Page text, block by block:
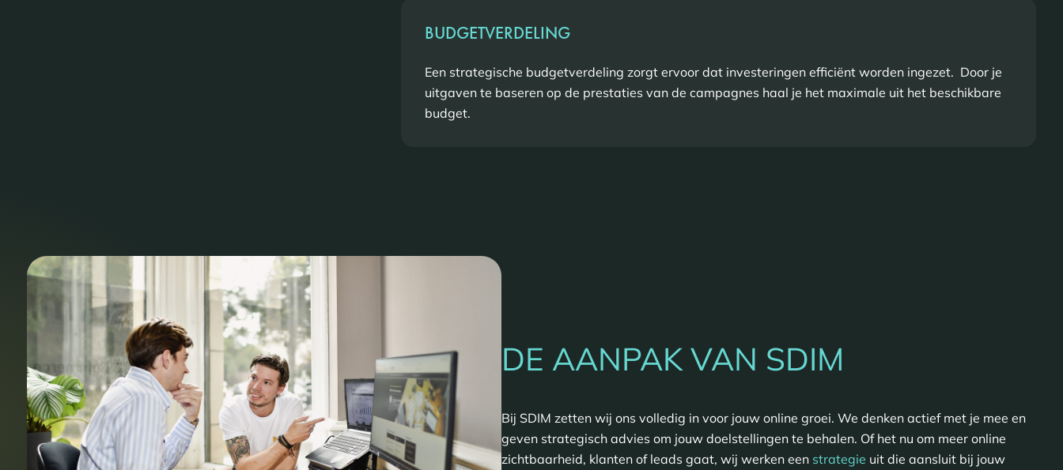
BUDGETVERDELING
Een strategische budgetverdeling zorgt ervoor dat investeringen efficiënt worden ingezet. Door je
uitgaven te baseren op de prestaties van de campagnes haal je het maximale uit het beschikbare
budget.
DE AANPAK VAN SDIM
Bij SDIM zetten wij ons volledig in voor jouw online groei. We denken actief met je mee en
geven strategisch advies om jouw doelstellingen te behalen. Of het nu om meer online
zichtbaarheid, klanten of leads gaat, wij werken een strategie uit die aansluit bij jouw